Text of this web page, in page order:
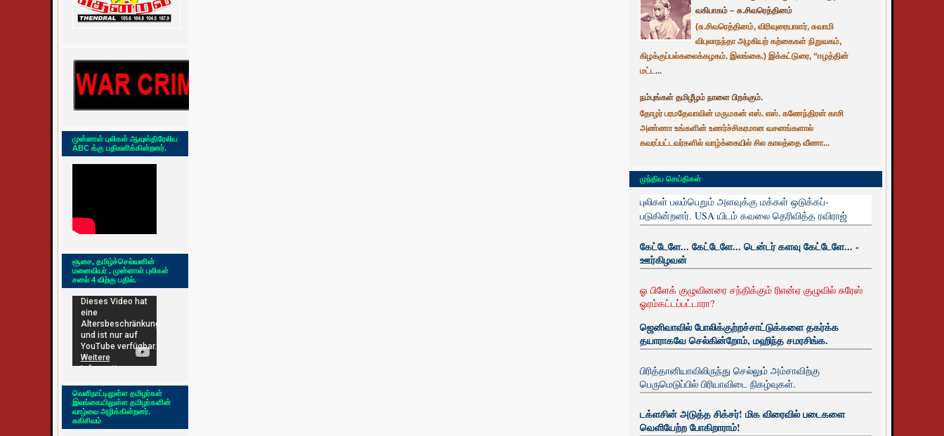
முன்னாள் புலிகள் ஆவுஸ்திரேலிய
ABC க்கு பதிலளிக்கின்றனர்.
சூசை, தமிழ்ச்செல்வனின்
மனைவியர் , முன்னாள் புலிகள்
சனல் 4 விற்கு பதில்.
வெளிநாட்டிலுள்ள தமிழர்கள்
இலங்கையிலுள்ள தமிழர்களின்
வாழ்வை அழிக்கின்றனர்.
சுகிசிவம்
வகிபாகம் – சு.சிவரெத்தினம்
(சு.சிவரெத்தினம், விரிவுரையாளர், சுவாமி
விபுலாநந்தா அழகியற் கற்கைகள் நிறுவகம்,
கிழக்குப்பல்கலைக்கழகம். இலங்கை.) இக்கட்டுரை, “ஈழத்தின்
மட்ட...
நம்புங்கள் தமிழீழம் நாளை பிறக்கும்.
தோழர் பரமதேவாவின் மருமகன் எஸ். எஸ். கணேந்திரன் காசி
அண்ணா உங்களின் உணர்ச்சிகரமான வசனங்களால்
கவரப்பட்டவர்களில் வாழ்க்கையில் சில காலத்தை வீணா...
முந்திய செய்திகள்
புலிகள் பலம்பெறும் அளவுக்கு மக்கள் ஒடுக்கப்-
படுகின்றனர். USA யிடம் கவலை தெரிவித்த ரவிராஜ்
கேட்டேளே... கேட்டேளே... டென்டர் களவு கேட்டேளே... -
ஊர்கிழவன்
ஓ பிளேக் குழுவினரை சந்திக்கும் ரிஎன்ஏ குழுவில் சுரேஸ்
ஓரம்கட்டப்பட்டாரா?
ஜெனிவாவில் போலிக்குற்றச்சாட்டுக்களை தகர்க்க
தயாராகவே செல்கின்றோம், மஹிந்த சமரசிங்க.
பிரித்தானியாவிலிருந்து செல்லும் அம்சாவிற்கு
பெருமெடுப்பில் பிரியாவிடை நிகழ்வுகள்.
டக்ளசின் அடுத்த சிக்சர்! மிக விரைவில் படைகளை
வெளியேற்ற போகிறாராம்!